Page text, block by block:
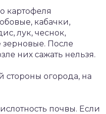
картофеля
кабачки,
лук, чеснок,
зерновые. После
них сажать нельзя.
стороны огорода, на
почвы. Если